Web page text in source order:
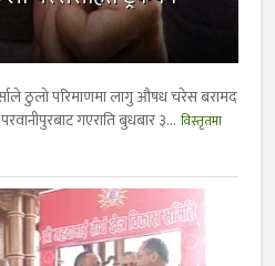
ठुलो परिमाणमा लागु औषध चरेस बरामद
गएराति बुधबार ३... विस्तृतमा